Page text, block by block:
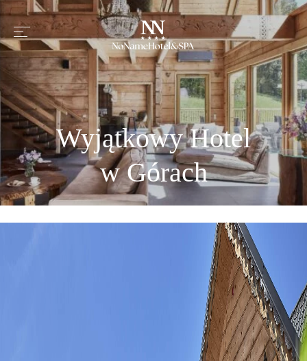
Wyjątkowy Hotel
w Górach
W OKOLICY ZAKOPANEGO